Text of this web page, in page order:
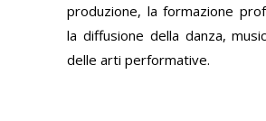
produzione, la formazione
la diffusione della danza,
delle arti performative.